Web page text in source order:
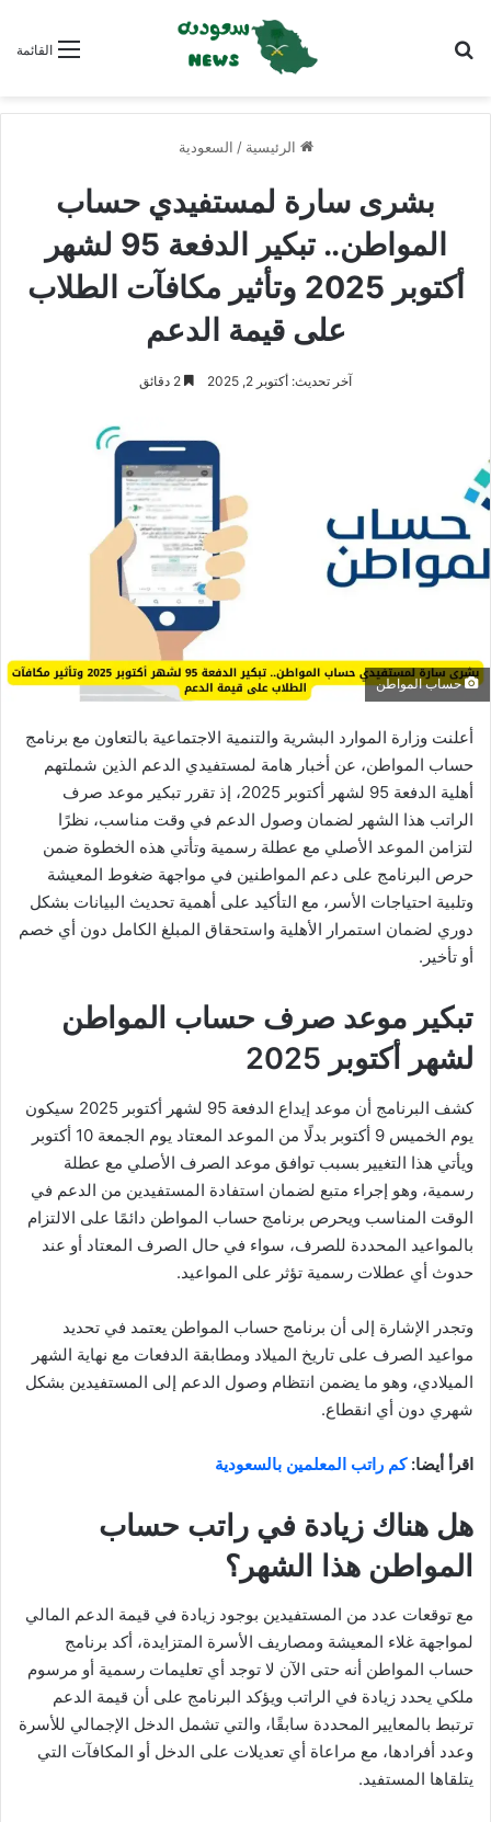
القائمة
الرئيسية / السعودية
بشرى سارة لمستفيدي حساب
المواطن.. تبكير الدفعة 95 لشهر
أكتوبر 2025 وتأثير مكافآت الطلاب
على قيمة الدعم
آخر تحديث: أكتوبر 2, 2025
حساب المواطن
أعلنت وزارة الموارد البشرية والتنمية الاجتماعية بالتعاون مع برنامج
حساب المواطن، عن أخبار هامة لمستفيدي الدعم الذين شملتهم
أهلية الدفعة 95 لشهر أكتوبر 2025، إذ تقرر تبكير موعد صرف
الراتب هذا الشهر لضمان وصول الدعم في وقت مناسب، نظرًا
لتزامن الموعد الأصلي مع عطلة رسمية وتأتي هذه الخطوة ضمن
حرص البرنامج على دعم المواطنين في مواجهة ضغوط المعيشة
وتلبية احتياجات الأسر، مع التأكيد على أهمية تحديث البيانات بشكل
دوري لضمان استمرار الأهلية واستحقاق المبلغ الكامل دون أي خصم
أو تأخير.
تبكير موعد صرف حساب المواطن
لشهر أكتوبر 2025
كشف البرنامج أن موعد إيداع الدفعة 95 لشهر أكتوبر 2025 سيكون
يوم الخميس 9 أكتوبر بدلًا من الموعد المعتاد يوم الجمعة 10 أكتوبر
ويأتي هذا التغيير بسبب توافق موعد الصرف الأصلي مع عطلة
رسمية، وهو إجراء متبع لضمان استفادة المستفيدين من الدعم في
الوقت المناسب ويحرص برنامج حساب المواطن دائمًا على الالتزام
بالمواعيد المحددة للصرف، سواء في حال الصرف المعتاد أو عند
حدوث أي عطلات رسمية تؤثر على المواعيد.
وتجدر الإشارة إلى أن برنامج حساب المواطن يعتمد في تحديد
مواعيد الصرف على تاريخ الميلاد ومطابقة الدفعات مع نهاية الشهر
الميلادي، وهو ما يضمن انتظام وصول الدعم إلى المستفيدين بشكل
شهري دون أي انقطاع.
اقرأ أيضا:كم راتب المعلمين بالسعودية
هل هناك زيادة في راتب حساب
المواطن هذا الشهر؟
مع توقعات عدد من المستفيدين بوجود زيادة في قيمة الدعم المالي
لمواجهة غلاء المعيشة ومصاريف الأسرة المتزايدة، أكد برنامج
حساب المواطن أنه حتى الآن لا توجد أي تعليمات رسمية أو مرسوم
ملكي يحدد زيادة في الراتب ويؤكد البرنامج على أن قيمة الدعم
ترتبط بالمعايير المحددة سابقًا، والتي تشمل الدخل الإجمالي للأسرة
وعدد أفرادها، مع مراعاة أي تعديلات على الدخل أو المكافآت التي
يتلقاها المستفيد.